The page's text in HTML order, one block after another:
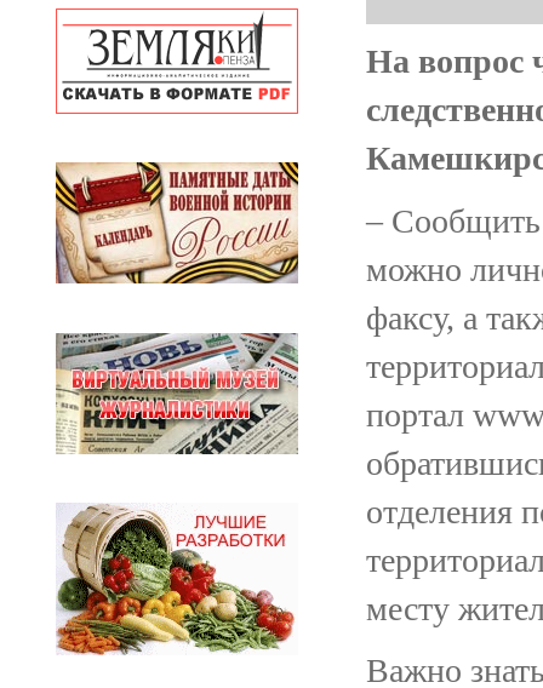
На вопрос
– Сообщить
можно
факсу, а
портал
отделения
месту
Важно